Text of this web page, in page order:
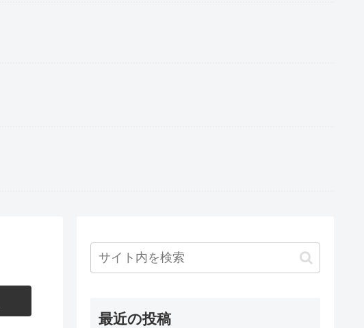
最近の投稿